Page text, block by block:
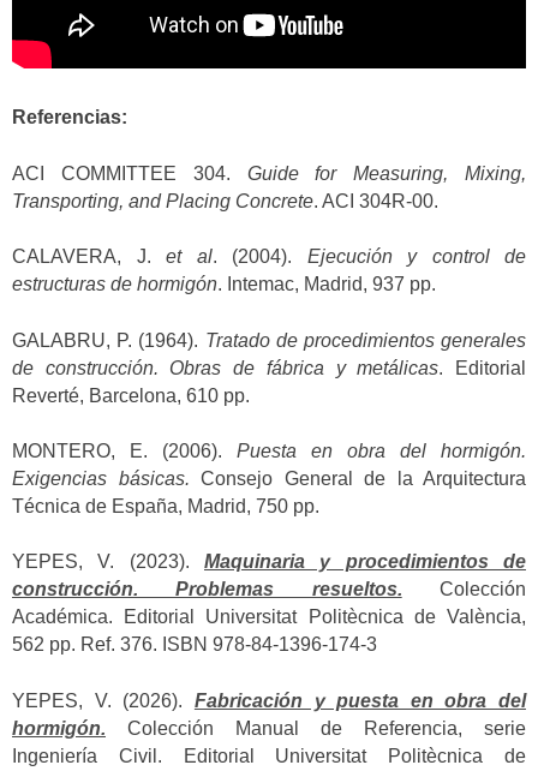
Referencias:
ACI COMMITTEE 304. Guide for Measuring, Mixing,
Transporting, and Placing Concrete. ACI 304R-00.
CALAVERA, J. et al. (2004). Ejecución y control de
estructuras de hormigón. Intemac, Madrid, 937 pp.
GALABRU, P. (1964). Tratado de procedimientos generales
de construcción. Obras de fábrica y metálicas. Editorial
Reverté, Barcelona, 610 pp.
MONTERO, E. (2006). Puesta en obra del hormigón.
Exigencias básicas. Consejo General de la Arquitectura
Técnica de España, Madrid, 750 pp.
YEPES, V. (2023). Maquinaria y procedimientos de
construcción. Problemas resueltos. Colección
Académica. Editorial Universitat Politècnica de València,
562 pp. Ref. 376. ISBN 978-84-1396-174-3
YEPES, V. (2026). Fabricación y puesta en obra del
hormigón. Colección Manual de Referencia, serie
Ingeniería Civil. Editorial Universitat Politècnica de